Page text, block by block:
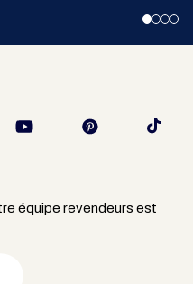
équipe revendeurs est